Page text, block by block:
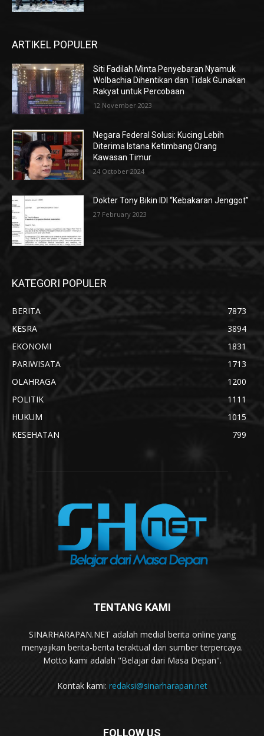
ARTIKEL POPULER
Siti Fadilah Minta Penyebaran Nyamuk
Wolbachia Dihentikan dan Tidak Gunakan
Rakyat untuk Percobaan
12 November 2023
Negara Federal Solusi: Kucing Lebih
Diterima Istana Ketimbang Orang
Kawasan Timur
24 October 2024
Dokter Tony Bikin IDI “Kebakaran Jenggot”
27 February 2023
KATEGORI POPULER
BERITA
7873
KESRA
3894
EKONOMI
1831
PARIWISATA
1713
OLAHRAGA
1200
POLITIK
1111
HUKUM
1015
KESEHATAN
799
TENTANG KAMI
SINARHARAPAN.NET adalah medial berita online yang
menyajikan berita-berita teraktual dari sumber terpercaya.
Motto kami adalah "Belajar dari Masa Depan".
Kontak kami: redaksi@sinarharapan.net
FOLLOW US